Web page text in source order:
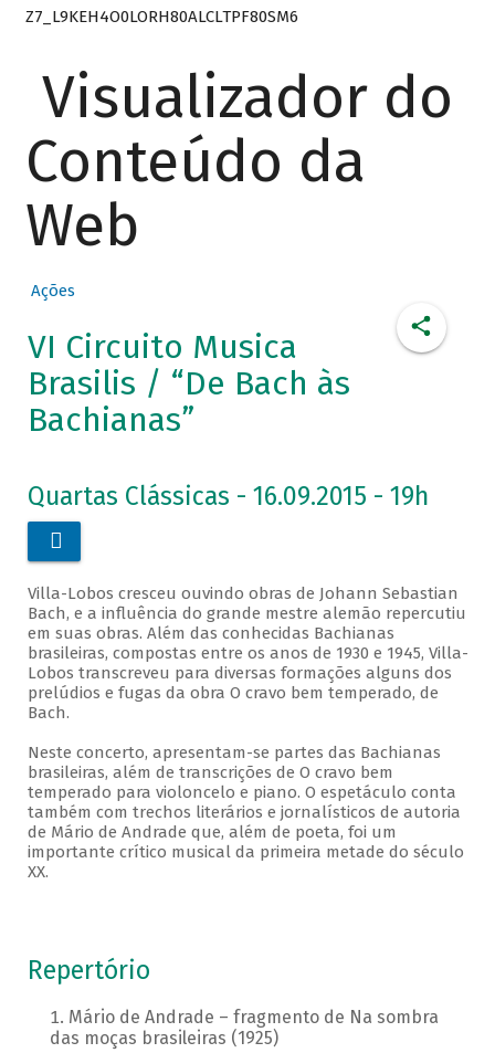
Z7_L9KEH4O0LORH80ALCLTPF80SM6
Visualizador do
Conteúdo da
Web
Ações
VI Circuito Musica
Brasilis / “De Bach às
Bachianas”
Quartas Clássicas - 16.09.2015 - 19h

Villa-Lobos cresceu ouvindo obras de Johann Sebastian
Bach, e a influência do grande mestre alemão repercutiu
em suas obras. Além das conhecidas Bachianas
brasileiras, compostas entre os anos de 1930 e 1945, Villa-
Lobos transcreveu para diversas formações alguns dos
prelúdios e fugas da obra O cravo bem temperado, de
Bach.
Neste concerto, apresentam-se partes das Bachianas
brasileiras, além de transcrições de O cravo bem
temperado para violoncelo e piano. O espetáculo conta
também com trechos literários e jornalísticos de autoria
de Mário de Andrade que, além de poeta, foi um
importante crítico musical da primeira metade do século
XX.
Repertório
Mário de Andrade – fragmento de Na sombra
das moças brasileiras (1925)